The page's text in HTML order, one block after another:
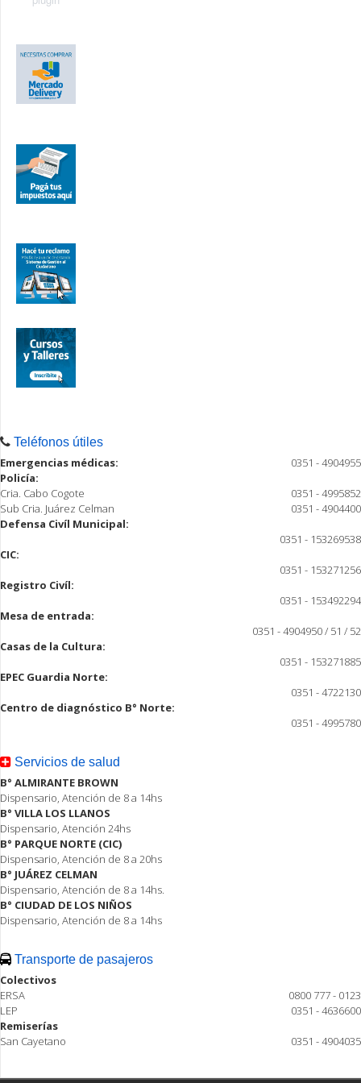
Teléfonos útiles
Emergencias médicas:
0351 - 4904955
Policía:
Cria. Cabo Cogote
0351 - 4995852
Sub Cria. Juárez Celman
0351 - 4904400
Defensa Civíl Municipal:
0351 - 153269538
CIC:
0351 - 153271256
Registro Civíl:
0351 - 153492294
Mesa de entrada:
0351 - 4904950 / 51 / 52
Casas de la Cultura:
0351 - 153271885
EPEC Guardia Norte:
0351 - 4722130
Centro de diagnóstico B° Norte:
0351 - 4995780
Servicios de salud
B° ALMIRANTE BROWN
Dispensario, Atención de 8 a 14hs
B° VILLA LOS LLANOS
Dispensario, Atención 24hs
B° PARQUE NORTE (CIC)
Dispensario, Atención de 8 a 20hs
B° JUÁREZ CELMAN
Dispensario, Atención de 8 a 14hs.
B° CIUDAD DE LOS NIÑOS
Dispensario, Atención de 8 a 14hs
Transporte de pasajeros
Colectivos
ERSA
0800 777 - 0123
LEP
0351 - 4636600
Remiserías
San Cayetano
0351 - 4904035